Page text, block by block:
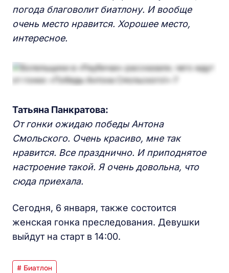
погода благоволит биатлону. И вообще
очень место нравится. Хорошее место,
интересное.
Татьяна Панкратова:
От гонки ожидаю победы Антона
Смольского. Очень красиво, мне так
нравится. Все празднично. И приподнятое
настроение такой. Я очень довольна, что
сюда приехала.
Сегодня, 6 января, также состоится
женская гонка преследования. Девушки
выйдут на старт в 14:00.
# Биатлон